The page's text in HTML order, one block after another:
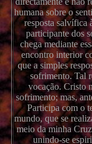
humana sobre o
resposta salvífica
participante dos
chega mediante
encontro interior
que a simples
sofrimento. Tal
vocação. Cristo
sofrimento; mas,
Participa com o
mundo, que se
meio da minha
unindo-se